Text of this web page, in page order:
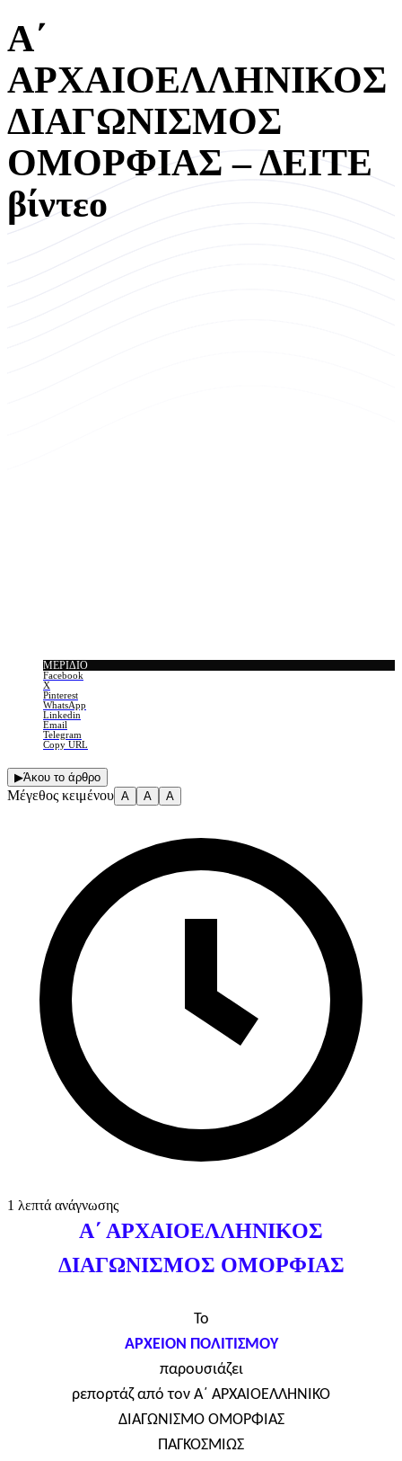
Α΄
ΑΡΧΑΙΟΕΛΛΗΝΙΚΟΣ
ΔΙΑΓΩΝΙΣΜΟΣ
ΟΜΟΡΦΙΑΣ – ΔΕΙΤΕ
βίντεο
ΜΕΡΊΔΙΟ
Facebook
X
Pinterest
WhatsApp
Linkedin
Email
Telegram
Copy URL
▶Άκου το άρθρο
Μέγεθος κειμένου A A A
1 λεπτά ανάγνωσης
Α΄ ΑΡΧΑΙΟΕΛΛΗΝΙΚΟΣ
ΔΙΑΓΩΝΙΣΜΟΣ ΟΜΟΡΦΙΑΣ
Το
ΑΡΧΕΙΟΝ ΠΟΛΙΤΙΣΜΟΥ
παρουσιάζει
ρεπορτάζ από τον Α΄ ΑΡΧΑΙΟΕΛΛΗΝΙΚΟ
ΔΙΑΓΩΝΙΣΜΟ ΟΜΟΡΦΙΑΣ
ΠΑΓΚΟΣΜΙΩΣ